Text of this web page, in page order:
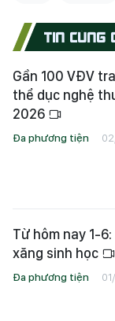
TIN CÙNG
Gần 100 VĐV
thể dục nghệ
2026
Đa phương tiện
Từ hôm nay 1-
xăng sinh học
Đa phương tiện